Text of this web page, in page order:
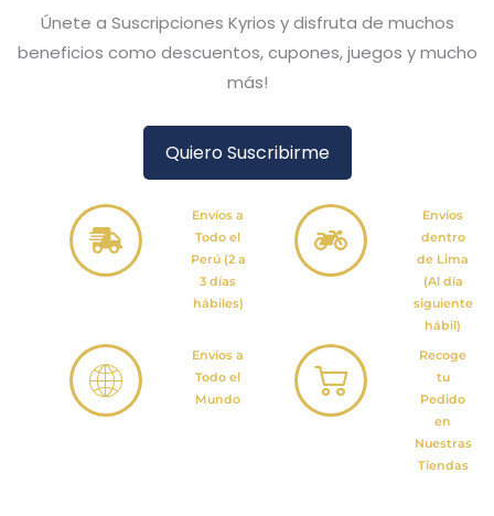
Únete a Suscripciones Kyrios y disfruta de muchos
beneficios como descuentos, cupones, juegos y mucho
más!
Quiero Suscribirme
Envíos a
Todo el
Perú (2 a
3 días
hábiles)
Envíos
dentro
de Lima
(Al día
siguiente
hábil)
Envíos a
Todo el
Mundo
Recoge
tu
Pedido
en
Nuestras
Tiendas